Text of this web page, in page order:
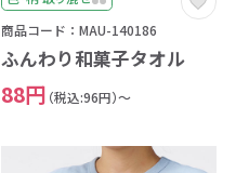
商品コード：MAU-140186
ふんわり和菓子タオル
88円 （税込:96円）～